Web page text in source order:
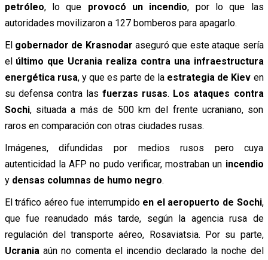
petróleo, lo que provocó un incendio, por lo que las
autoridades movilizaron a 127 bomberos para apagarlo.
El gobernador de Krasnodar aseguró que este ataque sería
el último que Ucrania realiza contra una infraestructura
energética rusa, y que es parte de la estrategia de Kiev en
su defensa contra las fuerzas rusas. Los ataques contra
Sochi, situada a más de 500 km del frente ucraniano, son
raros en comparación con otras ciudades rusas.
Imágenes, difundidas por medios rusos pero cuya
autenticidad la AFP no pudo verificar, mostraban un incendio
y densas columnas de humo negro.
El tráfico aéreo fue interrumpidoen el aeropuerto de Sochi,
que fue reanudado más tarde, según la agencia rusa de
regulación del transporte aéreo, Rosaviatsia. Por su parte,
Ucrania aún no comenta el incendio declarado la noche del